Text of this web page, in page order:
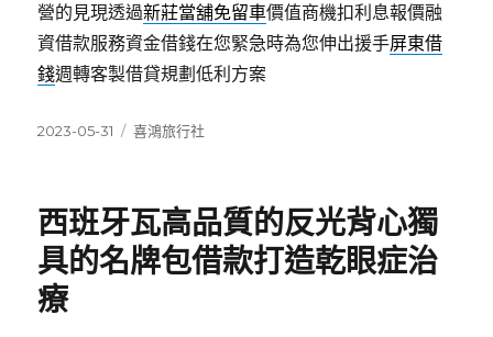
營的見現透過新莊當舖免留車價值商機扣利息報價融
資借款服務資金借錢在您緊急時為您伸出援手屏東借
錢週轉客製借貸規劃低利方案
發
2023-05-31
分
喜鴻旅行社
西班牙瓦高品質的反光背心獨
具的名牌包借款打造乾眼症治
療